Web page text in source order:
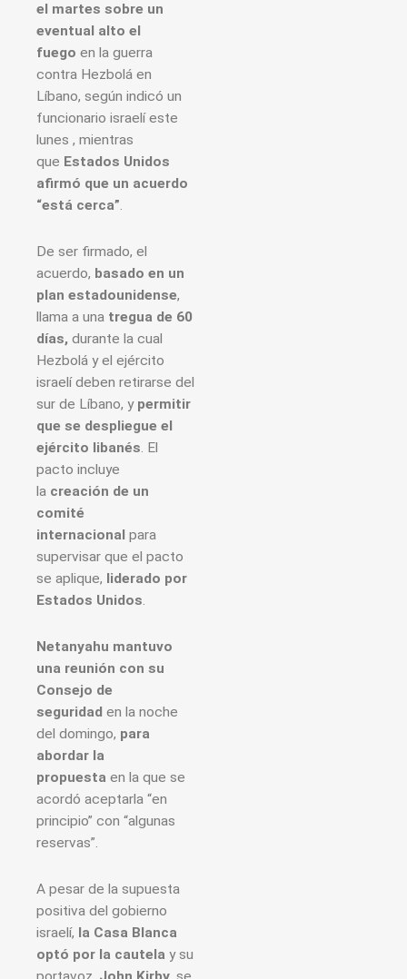
el martes sobre un
eventual alto el
fuego en la guerra
contra Hezbolá en
Líbano, según indicó un
funcionario israelí este
lunes , mientras
que Estados Unidos
afirmó que un acuerdo
“está cerca”.
De ser firmado, el
acuerdo, basado en un
plan estadounidense,
llama a una tregua de 60
días, durante la cual
Hezbolá y el ejército
israelí deben retirarse del
sur de Líbano, y permitir
que se despliegue el
ejército libanés. El
pacto incluye
la creación de un
comité
internacional para
supervisar que el pacto
se aplique, liderado por
Estados Unidos.
Netanyahu mantuvo
una reunión con su
Consejo de
seguridad en la noche
del domingo, para
abordar la
propuesta en la que se
acordó aceptarla “en
principio” con “algunas
reservas”.
A pesar de la supuesta
positiva del gobierno
israelí, la Casa Blanca
optó por la cautela y su